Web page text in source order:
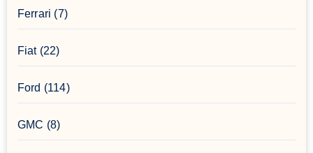
Ferrari (7)
Fiat(22)
Ford (114)
GMC (8)